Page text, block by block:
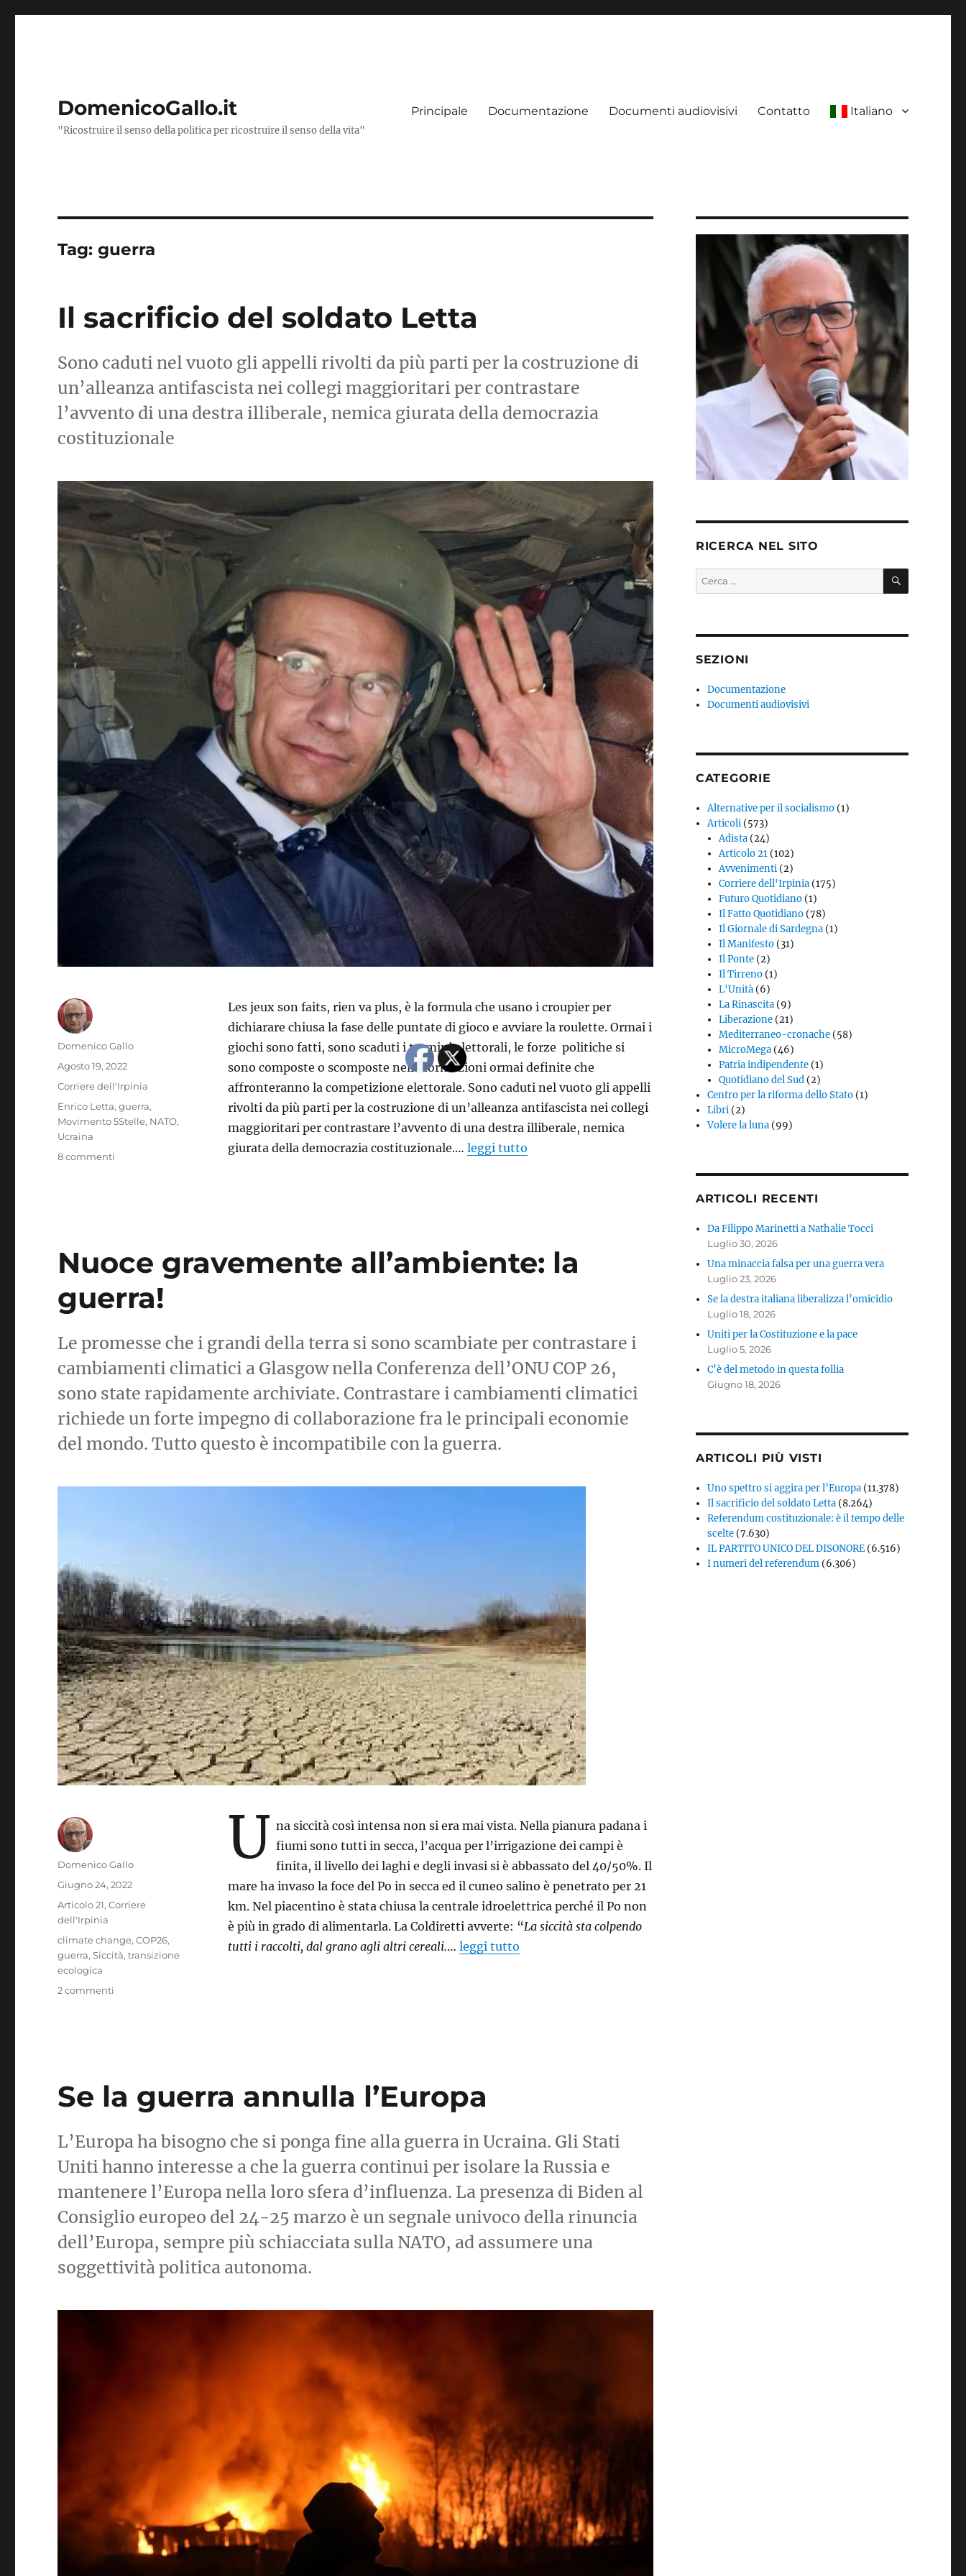
DomenicoGallo.it
"Ricostruire il senso della politica per ricostruire il senso della vita"
Principale Documentazione Documenti audiovisivi Contatto Italiano
Tag:guerra
Il sacrificio del soldato Letta
Sono caduti nel vuoto gli appelli rivolti da più parti per la costruzione di
un’alleanza antifascista nei collegi maggioritari per contrastare
l’avvento di una destra illiberale, nemica giurata della democrazia
costituzionale
Les jeux son faits, rien va plus, è la formula che usano i croupier per
dichiarare chiusa la fase delle puntate di gioco e avviare la roulette. Ormai i
giochi sono fatti, sono scaduti i termini elettorali, le forze politiche si
sono composte o scomposte nelle formazioni ormai definite che
affronteranno la competizione elettorale. Sono caduti nel vuoto gli appelli
rivolti da più parti per la costruzione di un’alleanza antifascista nei collegi
maggioritari per contrastare l’avvento di una destra illiberale, nemica
giurata della democrazia costituzionale.… leggi tutto
Autore
Domenico Gallo
Pubblicato
Agosto 19, 2022
Categorie
Corriere dell'Irpinia
Tag
Enrico Letta,guerra,
Movimento 5Stelle, NATO,
Ucraina
8 commenti
Nuoce gravemente all’ambiente: la
guerra!
Le promesse che i grandi della terra si sono scambiate per contrastare i
cambiamenti climatici a Glasgow nella Conferenza dell’ONU COP 26,
sono state rapidamente archiviate. Contrastare i cambiamenti climatici
richiede un forte impegno di collaborazione fra le principali economie
del mondo. Tutto questo è incompatibile con la guerra.
U na siccità così intensa non si era mai vista. Nella pianura padana i
fiumi sono tutti in secca, l’acqua per l’irrigazione dei campi è
finita, il livello dei laghi e degli invasi si è abbassato del 40/50%. Il
mare ha invaso la foce del Po in secca ed il cuneo salino è penetrato per 21
km. Nel piacentino è stata chiusa la centrale idroelettrica perché il Po non
è più in grado di alimentarla. La Coldiretti avverte: “La siccità sta colpendo
tutti i raccolti, dal grano agli altri cereali.… leggi tutto
Autore
Domenico Gallo
Pubblicato
Giugno 24, 2022
Categorie
Articolo 21,Corriere
dell'Irpinia
Tag
climate change,COP26,
guerra,Siccità,transizione
ecologica
2 commenti
Se la guerra annulla l’Europa
L’Europa ha bisogno che si ponga fine alla guerra in Ucraina. Gli Stati
Uniti hanno interesse a che la guerra continui per isolare la Russia e
mantenere l’Europa nella loro sfera d’influenza. La presenza di Biden al
Consiglio europeo del 24-25 marzo è un segnale univoco della rinuncia
dell’Europa, sempre più schiacciata sulla NATO, ad assumere una
soggettività politica autonoma.
RICERCA NEL SITO
Cerca: CERCA
SEZIONI
Documentazione
Documenti audiovisivi
CATEGORIE
Alternative per il socialismo (1)
Articoli (573)
Adista (24)
Articolo 21 (102)
Avvenimenti (2)
Corriere dell'Irpinia (175)
Futuro Quotidiano (1)
Il Fatto Quotidiano (78)
Il Giornale di Sardegna (1)
Il Manifesto (31)
Il Ponte (2)
Il Tirreno (1)
L'Unità (6)
La Rinascita (9)
Liberazione (21)
Mediterraneo-cronache (58)
MicroMega (46)
Patria indipendente (1)
Quotidiano del Sud (2)
Centro per la riforma dello Stato (1)
Libri (2)
Volere la luna (99)
ARTICOLI RECENTI
Da Filippo Marinetti a Nathalie Tocci
Luglio 30, 2026
Una minaccia falsa per una guerra vera
Luglio 23, 2026
Se la destra italiana liberalizza l’omicidio
Luglio 18, 2026
Uniti per la Costituzione e la pace
Luglio 5, 2026
C’è del metodo in questa follia
Giugno 18, 2026
ARTICOLI PIÙ VISTI
Uno spettro si aggira per l’Europa (11.378)
Il sacrificio del soldato Letta (8.264)
Referendum costituzionale: è il tempo delle
scelte (7.630)
IL PARTITO UNICO DEL DISONORE (6.516)
I numeri del referendum (6.306)